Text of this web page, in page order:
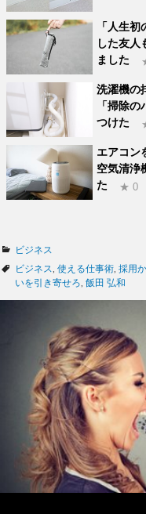
「人生
した友人
ました
洗濯機の
「掃除
つけた
エアコン
空気清浄
た
★ 0
カ
テ
ゴ
ビジネス
タ
グ
ビジネス 使える仕事術 採用
いを引き寄せろ 飯田 弘和